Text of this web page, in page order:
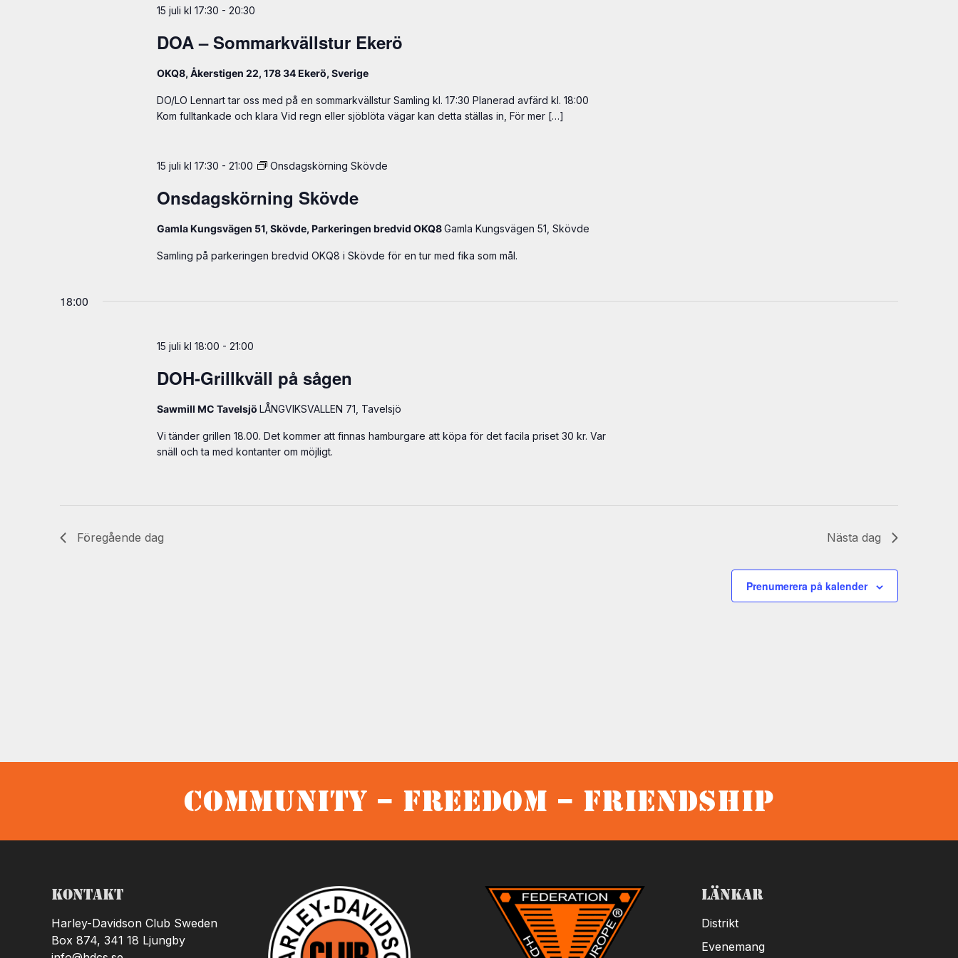
15 juli kl 17:30 - 20:30
DOA – Sommarkvällstur Ekerö
OKQ8, Åkerstigen 22, 178 34 Ekerö, Sverige
DO/LO Lennart tar oss med på en sommarkvällstur Samling kl. 17:30 Planerad avfärd kl. 18:00
Kom fulltankade och klara Vid regn eller sjöblöta vägar kan detta ställas in, För mer […]
15 juli kl 17:30 - 21:00 Onsdagskörning Skövde
Onsdagskörning Skövde
Gamla Kungsvägen 51, Skövde, Parkeringen bredvid OKQ8Gamla Kungsvägen 51, Skövde
Samling på parkeringen bredvid OKQ8 i Skövde för en tur med fika som mål.
18:00
15 juli kl 18:00 - 21:00
DOH-Grillkväll på sågen
Sawmill MC Tavelsjö LÅNGVIKSVALLEN 71, Tavelsjö
Vi tänder grillen 18.00. Det kommer att finnas hamburgare att köpa för det facila priset 30 kr. Var
snäll och ta med kontanter om möjligt.
Föregående dag Nästa dag
Prenumerera på kalender
Community – Freedom – Friendship
Kontakt
Harley-Davidson Club Sweden
Box 874, 341 18 Ljungby
Länkar
Distrikt
Evenemang